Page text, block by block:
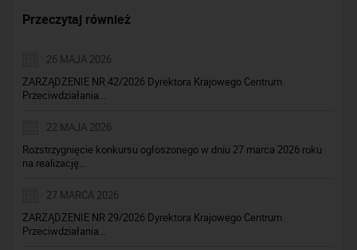
Przeczytaj również
26 MAJA 2026
ZARZĄDZENIE NR 42/2026 Dyrektora Krajowego Centrum
Przeciwdziałania…
22 MAJA 2026
Rozstrzygnięcie konkursu ogłoszonego w dniu 27 marca 2026 roku
na realizację…
27 MARCA 2026
ZARZĄDZENIE NR 29/2026 Dyrektora Krajowego Centrum
Przeciwdziałania…